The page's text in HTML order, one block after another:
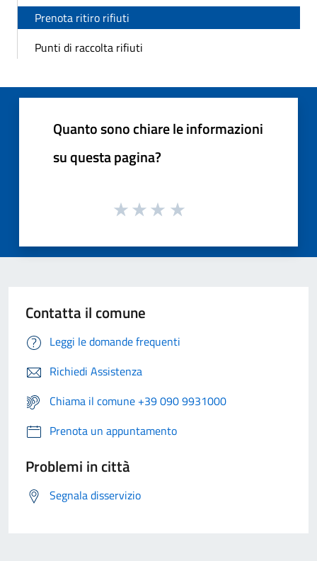
Prenota ritiro rifiuti
Punti di raccolta rifiuti
Quanto sono chiare le informazioni
su questa pagina?
Contatta il comune
Leggi le domande frequenti
Richiedi Assistenza
Chiama il comune +39 090 9931000
Prenota un appuntamento
Problemi in città
Segnala disservizio